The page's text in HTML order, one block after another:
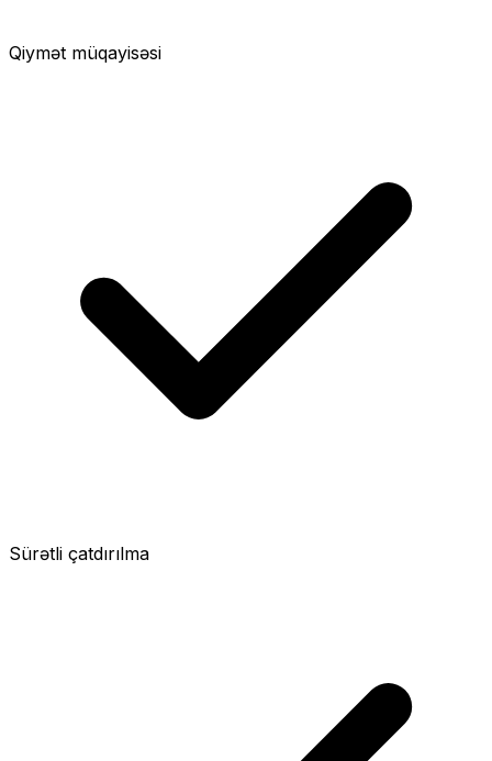
Qiymət müqayisəsi
Sürətli çatdırılma